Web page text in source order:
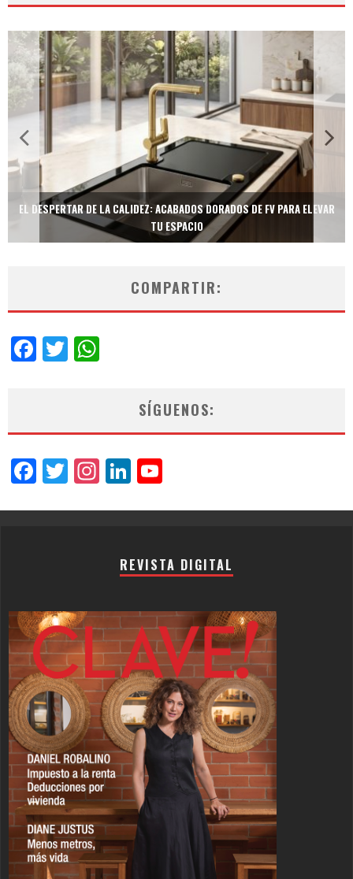
TECNOLOGÍA Y BIENESTAR DE VANGUARDIA: EL INODORO INTELIGENTE
NEOTECH DE FV.
COMPARTIR:
Facebook
Twitter
SÍGUENOS:
Facebook
Twitter
Instagram
LinkedIn
REVISTA DIGITAL